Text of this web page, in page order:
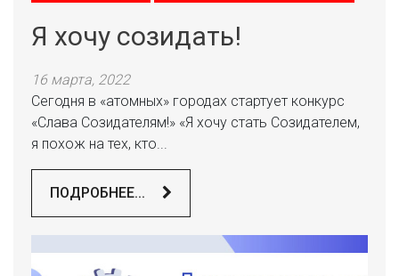
Я хочу созидать!
16 марта, 2022
Сегодня в «атомных» городах стартует конкурс
«Слава Созидателям!» «Я хочу стать Созидателем,
я похож на тех, кто...
ПОДРОБНЕЕ...